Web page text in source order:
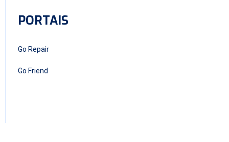
PORTAIS
Go Repair
Go Friend